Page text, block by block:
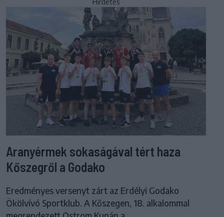
Hirdetés
Aranyérmek sokaságával tért haza
Kőszegről a Godako
Eredményes versenyt zárt az Erdélyi Godako
Ökölvívó Sportklub. A Kőszegen, 18. alkalommal